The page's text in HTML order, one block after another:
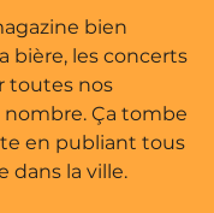
Web •
bien
bière, les concerts
toutes nos
Ça tombe
en publiant tous
dans la ville.